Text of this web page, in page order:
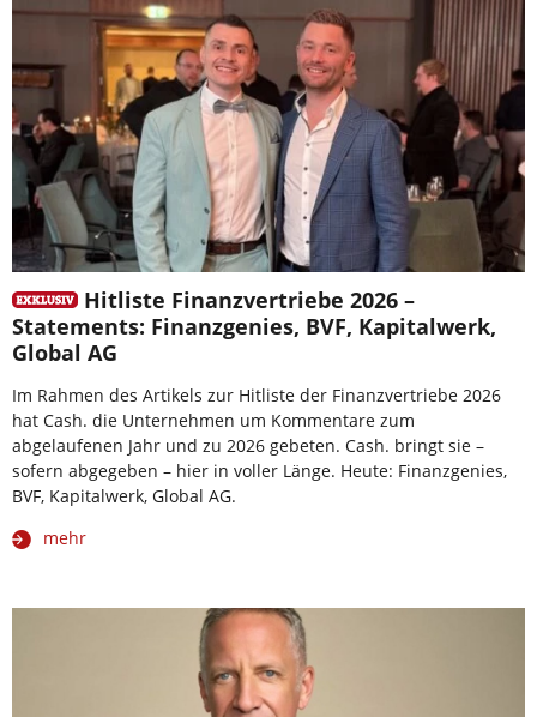
Hitliste Finanzvertriebe 2026 –
Statements: Finanzgenies, BVF, Kapitalwerk,
Global AG
Im Rahmen des Artikels zur Hitliste der Finanzvertriebe 2026
hat Cash. die Unternehmen um Kommentare zum
abgelaufenen Jahr und zu 2026 gebeten. Cash. bringt sie –
sofern abgegeben – hier in voller Länge. Heute: Finanzgenies,
BVF, Kapitalwerk, Global AG.
mehr